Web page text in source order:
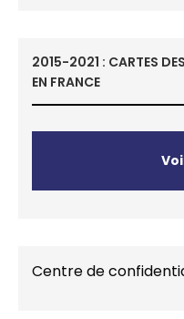
2015-2021 : CARTES
EN FRANCE
Centre de